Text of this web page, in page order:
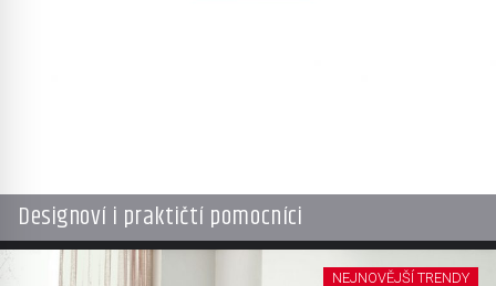
Designoví i praktičtí pomocníci
NEJNOVĚJŠÍ TRENDY